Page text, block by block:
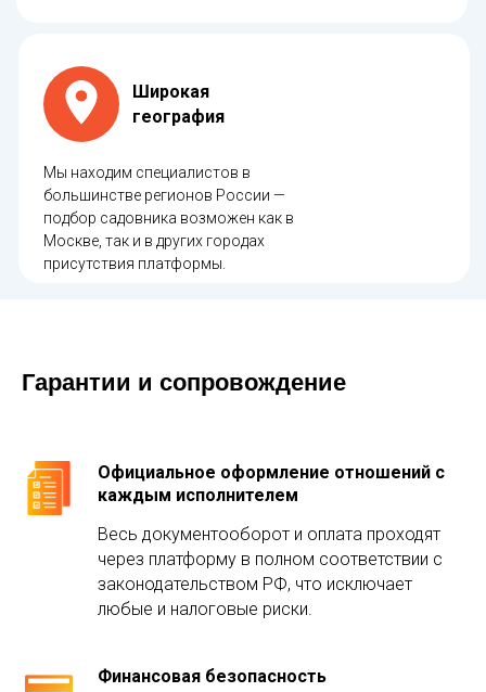
Мы находим специалистов в
большинстве регионов России —
подбор садовника возможен как в
Москве, так и в других городах
присутствия платформы.
Широкая
география
Гарантии и сопровождение
Официальное оформление отношений с
каждым исполнителем
Весь документооборот и оплата проходят
через платформу в полном соответствии с
законодательством РФ, что исключает
любые и налоговые риски.
Финансовая безопасность